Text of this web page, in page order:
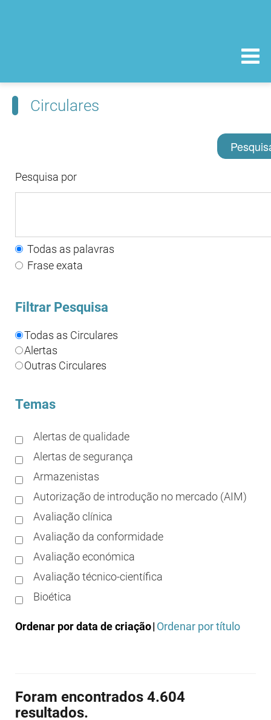
Circulares
Pesquisa por
Todas as palavras
Frase exata
Filtrar Pesquisa
Todas as Circulares
Alertas
Outras Circulares
Temas
Alertas de qualidade
Alertas de segurança
Armazenistas
Autorização de introdução no mercado (AIM)
Avaliação clínica
Avaliação da conformidade
Avaliação económica
Avaliação técnico-científica
Bioética
Boas práticas de distribuição
Boas práticas de investigação
Boas práticas de laboratório
Ordenar por data de criação| Ordenar por título
Foram encontrados 4.604
resultados.